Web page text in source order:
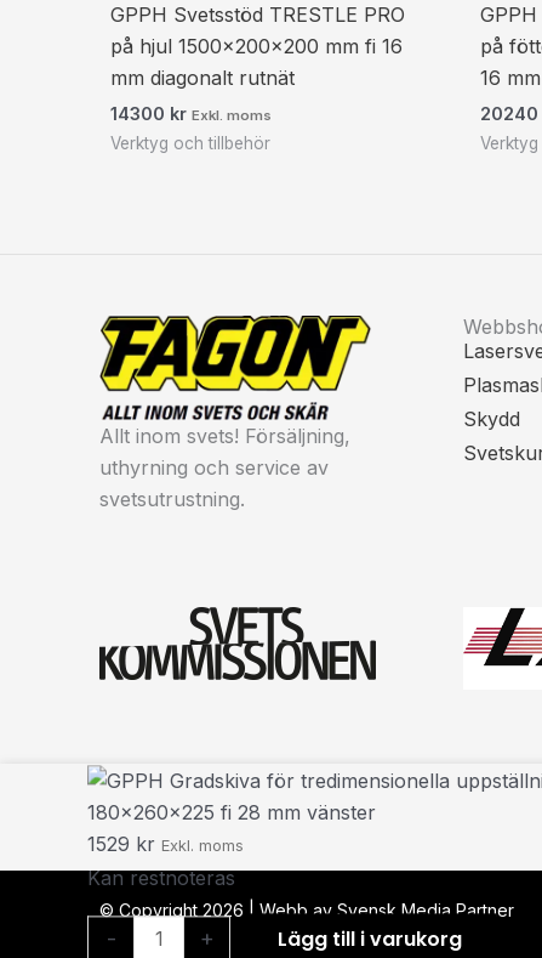
GPPH Svetsstöd TRESTLE PRO
på hjul 1500x200x200 mm fi 16
mm diagonalt rutnät
14300 kr Exkl. moms
Verktyg och tillbehör
GPPH
på
16
20240
Allt inom svets! Försäljning,
uthyrning och service av
svetsutrustning.
Skydd
© Copyright 2026 | Webb av Svensk Media Partner
180x260x225 fi 28 mm vänster
1529 kr Exkl. moms
Kan restnoteras
-
GPPH
Gradskiva
för
tredimensionella
uppställningar
PLUS
+ Lägg till i varukorg